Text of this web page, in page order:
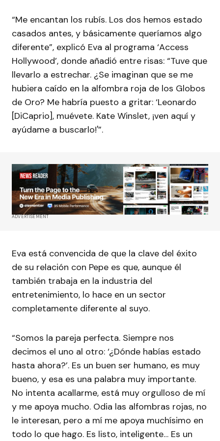
“Me encantan los rubís. Los dos hemos estado
casados antes, y básicamente queríamos algo
diferente”, explicó Eva al programa ‘Access
Hollywood’, donde añadió entre risas: “Tuve que
llevarlo a estrechar. ¿Se imaginan que se me
hubiera caído en la alfombra roja de los Globos
de Oro? Me habría puesto a gritar: ‘Leonardo
[DiCaprio], muévete. Kate Winslet, ¡ven aquí y
ayúdame a buscarlo!'”.
ADVERTISEMENT
Eva está convencida de que la clave del éxito
de su relación con Pepe es que, aunque él
también trabaja en la industria del
entretenimiento, lo hace en un sector
completamente diferente al suyo.
“Somos la pareja perfecta. Siempre nos
decimos el uno al otro: ‘¿Dónde habías estado
hasta ahora?’. Es un buen ser humano, es muy
bueno, y esa es una palabra muy importante.
No intenta acallarme, está muy orgulloso de mí
y me apoya mucho. Odia las alfombras rojas, no
le interesan, pero a mí me apoya muchísimo en
todo lo que hago. Es listo, inteligente… Es un